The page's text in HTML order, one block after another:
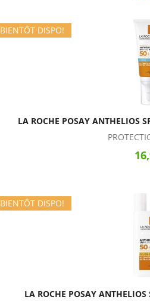
BIENTÔT DISPO!
LA ROCHE POSAY ANTHELIOS
BIENTÔT DISPO!
LA ROCHE POSAY